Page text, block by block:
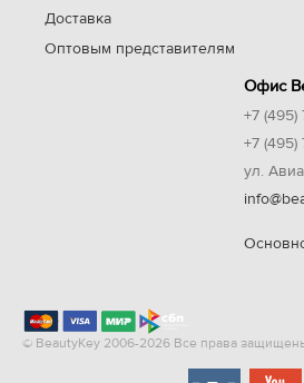
Доставка
Оптовым представителям
Офис
+7
+7
ул.
© BeautyKey 2006-2026 Все права